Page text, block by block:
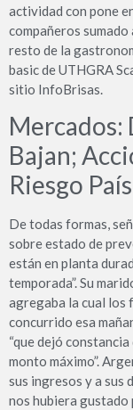
actividad con pone
compañeros
resto de la
basic de UTHGRA
sitio InfoBrisas.
Mercados:
Bajan;
Riesgo
De todas formas,
sobre estado de
están en planta
temporada”. Su
agregaba la cual los
concurrido esa
“que dejó
monto máximo”.
sus ingresos y a sus
nos hubiera gustado